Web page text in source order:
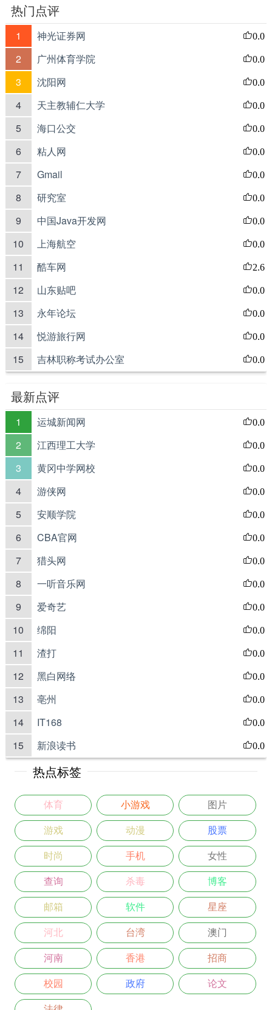
热门点评
1 神光证券网 0.0
2 广州体育学院 0.0
3 沈阳网 0.0
4 天主教辅仁大学 0.0
5 海口公交 0.0
6 粘人网 0.0
7 Gmail 0.0
8 研究室 0.0
9 中国Java开发网 0.0
10 上海航空 0.0
11 酷车网 2.6
12 山东贴吧 0.0
13 永年论坛 0.0
14 悦游旅行网 0.0
15 吉林职称考试办公室 0.0
最新点评
1 运城新闻网 0.0
2 江西理工大学 0.0
3 黄冈中学网校 0.0
4 游侠网 0.0
5 安顺学院 0.0
6 CBA官网 0.0
7 猎头网 0.0
8 一听音乐网 0.0
9 爱奇艺 0.0
10 绵阳 0.0
11 渣打 0.0
12 黑白网络 0.0
13 亳州 0.0
14 IT168 0.0
15 新浪读书 0.0
热点标签
体育 小游戏 图片
游戏 动漫 股票
时尚 手机 女性
查询 杀毒 博客
邮箱 软件 星座
河北 台湾 澳门
河南 香港 招商
校园 政府 论文